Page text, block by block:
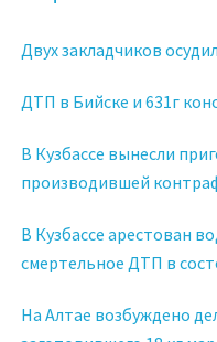
Двух закладчиков
ДТП в Бийске и 631г
В Кузбассе вынесли
производившей
В Кузбассе арестован
смертельное ДТП в
На Алтае возбуждено